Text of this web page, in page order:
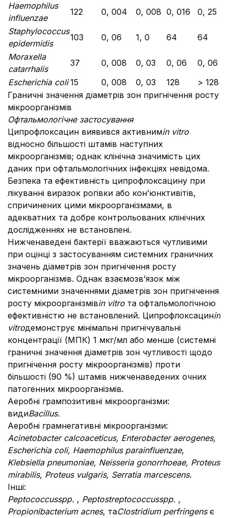
Haemophilus
influenzae
122 0, 004 0, 008 0, 016
0, 25
Staphylococcus
epidermidis
103 0, 06 1, 0 64
64
Moraxella
catarrhalis
37 0, 008 0, 03 0, 06
0, 06
Escherichia coli 15 0, 008 0, 03 128
> 128
Граничні значення діаметрів зон пригнічення росту
мікроорганізмів
Офтальмологічне застосування
Ципрофлоксацин виявився активнимin vitro
відносно більшості штамів наступних
мікроорганізмів; однак клінічна значимість цих
даних при офтальмологічних інфекціях невідома.
Безпека та ефективність ципрофлоксацину при
лікуванні виразок рогівки або кон’юнктивітів,
спричинених цими мікроорганізмами, в
адекватних та добре контрольованих клінічних
дослідженнях не встановлені.
Нижченаведені бактерії вважаються чутливими
при оцінці з застосуванням системних граничних
значень діаметрів зон пригнічення росту
мікроорганізмів. Однак взаємозв’язок між
системними значеннями діаметрів зон пригнічення
росту мікроорганізмівin vitro та офтальмологічною
ефективністю не встановлений. Ципрофлоксацинin
vitroдемонструє мінімальні пригнічувальні
концентрації (МПК) 1 мкг/мл або менше (системні
граничні значення діаметрів зон чутливості щодо
пригнічення росту мікроорганізмів) проти
більшості (90 %) штамів нижченаведених очних
патогенних мікроорганізмів.
Аеробні грампозитивні мікроорганізми:
видиBacillus.
Аеробні грамнегативні мікроорганізми:
Acinetobacter calcoaceticus, Enterobacter aerogenes,
Escherichia coli, Haemophilus parainfluenzae,
Klebsiella pneumoniae, Neisseria gonorrhoeae, Proteus
mirabilis, Proteus vulgaris, Serratia marcescens.
Інші:
Peptococcusspp. , Peptostreptococcusspp. ,
Propionibacterium acnes, таClostridium perfringensє